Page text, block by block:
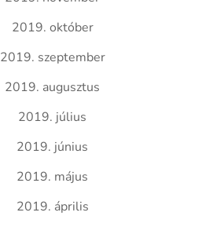
2019. október
2019. szeptember
2019. augusztus
2019. július
2019. június
2019. május
2019. április